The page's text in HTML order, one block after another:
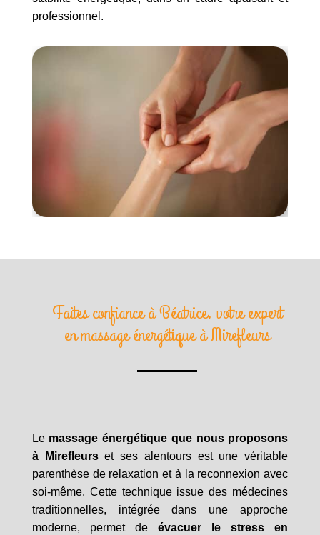
professionnel.
Faites confiance à Béatrice, votre expert
en massage énergétique à Mirefleurs
Le massage énergétique que nous proposons
à Mirefleurset ses alentours est une véritable
parenthèse de relaxation et à la reconnexion avec
soi-même. Cette technique issue des médecines
traditionnelles, intégrée dans une approche
moderne, permet de évacuer le stress en